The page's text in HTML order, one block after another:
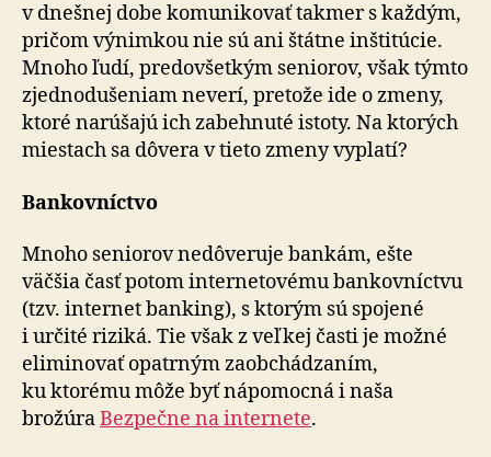
v dnešnej dobe komunikovať takmer s každým,
pričom výnimkou nie sú ani štátne inštitúcie.
Mnoho ľudí, predovšetkým seniorov, však týmto
zjednodušeniam neverí, pretože ide o zmeny,
ktoré narúšajú ich zabehnuté istoty. Na ktorých
miestach sa dôvera v tieto zmeny vyplatí?
Bankovníctvo
Mnoho seniorov nedôveruje bankám, ešte
väčšia časť potom internetovému bankovníctvu
(tzv. internet banking), s ktorým sú spojené
i určité riziká. Tie však z veľkej časti je možné
eliminovať opatrným zaobchádzaním,
ku ktorému môže byť nápomocná i naša
brožúraBezpečne na internete.